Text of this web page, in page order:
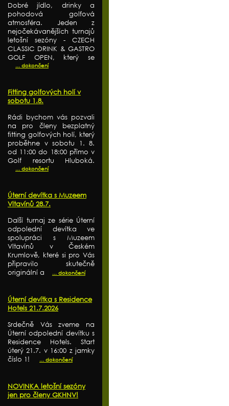
Dobré jídlo, drinky a
pohodová golfová
atmosféra. Jeden z
nejočekávanějších turnajů
letošní sezóny - CZECH
CLASSIC DRINK & GASTRO
GOLF OPEN, který se
... dokončení
Fitting golfových holí v
sobotu 1.8.
Rádi bychom vás pozvali
na pro členy bezplatný
fitting golfových holí, který
proběhne v sobotu 1. 8.
od 11:00 do 18:00 přímo v
Golf resortu Hluboká.
... dokončení
Úterní devítka s Muzeem
Vltavínů 28.7.
Další turnaj ze série Úterní
odpolední devítka ve
spolupráci s Muzeem
Vltavínů v Českém
Krumlově, které si pro Vás
připravilo skutečně
originální a
... dokončení
Úterní devítka s Residence
Hotels 21.7.2026
Srdečně Vás zveme na
Úterní odpolední devítku s
Residence Hotels. Start
úterý 21.7. v 16:00 z jamky
číslo 1!
... dokončení
NOVINKA letošní sezóny
jen pro členy GKHNV!